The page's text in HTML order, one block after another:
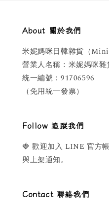
About 關於我們
米妮媽咪日韓雜貨（
營業人名稱：米妮媽咪
統一編號：91706596
（免用統一發票）
Follow 追蹤我們
🍓 歡迎加入 LINE 官方
與上架通知。
Contact 聯絡我們